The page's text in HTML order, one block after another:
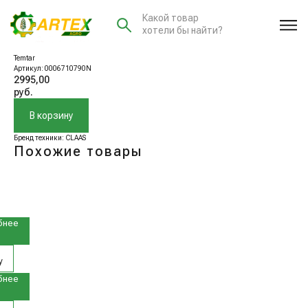
хотели бы найти?
Temtar
Артикул: 0006710790N
2995,00
руб.
В корзину
Бренд техники: CLAAS
Похожие товары